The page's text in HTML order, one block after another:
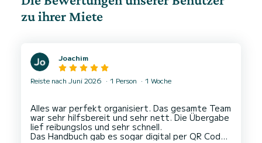
zu ihrer Miete
Joachim
Reiste nach Juni 2026 1 Person 1 Woche
Alles war perfekt organisiert. Das gesamte Team
war sehr hilfsbereit und sehr nett. Die Übergabe
lief reibungslos und sehr schnell.
Das Handbuch gab es sogar digital per QR Code